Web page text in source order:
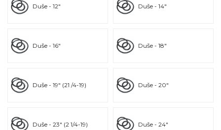
Duše - 12" Duše - 14"
Duše - 16" Duše - 18"
Duše - 19" (21 /4-19) Duše - 20"
Duše - 23" (2 1/4-19) Duše - 24"